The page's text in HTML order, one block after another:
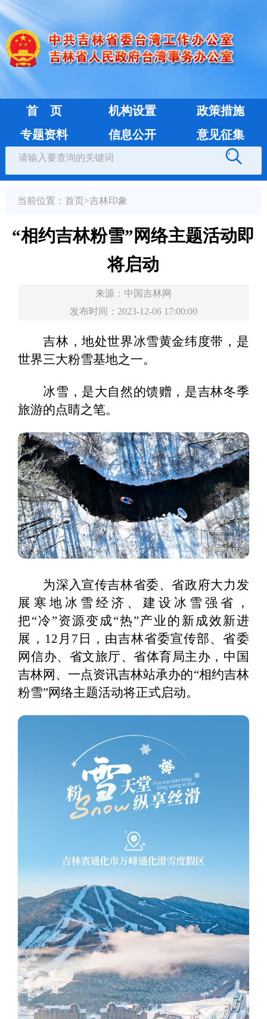
首 页 机构设置
政策措施
专题资料
信息公开 意见征集
当前位置： 首页>吉林印象
“相约吉林粉雪”网络主题活动即
将启动
来源： 中国吉林网
发布时间：2023-12-06 17:00:00
吉林，地处世界冰雪黄金纬度带，是
世界三大粉雪基地之一。
冰雪，是大自然的馈赠，是吉林冬季
旅游的点睛之笔。
为深入宣传吉林省委、省政府大力发
展寒地冰雪经济、建设冰雪强省，
把“冷”资源变成“热”产业的新成效新进
展，12月7日，由吉林省委宣传部、省委
网信办、省文旅厅、省体育局主办，中国
吉林网、一点资讯吉林站承办的“相约吉林
粉雪”网络主题活动将正式启动。